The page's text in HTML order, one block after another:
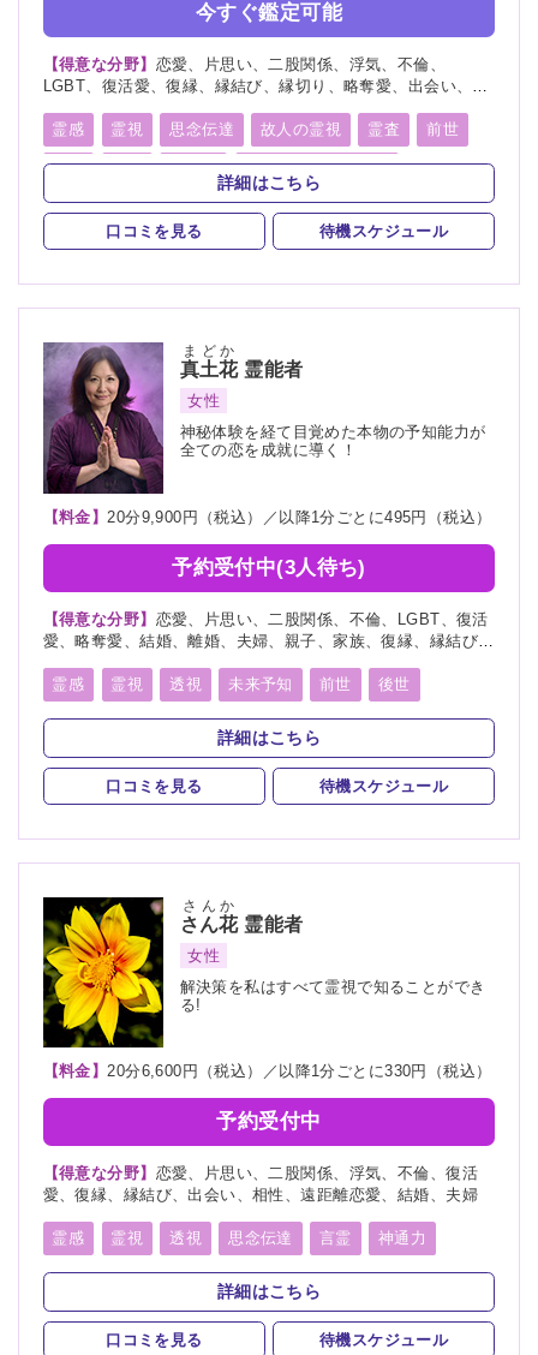
今すぐ鑑定可能
【得意な分野】 恋愛、片思い、二股関係、浮気、不倫、
LGBT、復活愛、復縁、縁結び、縁切り、略奪愛、出会い、相
宝、子供、育児、教育、介護、進路、学業、受験、仕事、就
職、天職、転職、適職、経営、人間関係、人生相談、健康、金
運、引越し、開運、故人、生霊、相手の気持ち、総合運、運
勢、過去、未来、将来、心霊相談、心霊写真、命名、改名、
ペット、霊障、カルマ、パラレルワールド、人探し、物探し
霊感 霊視 思念伝達 故人の霊視 霊査 前世
後世 来世 守護霊 オーラリーディング
スピリチュアルカウンセリング 縁結び 縁切り
除霊 浄霊 浄化 祈願 祈祷 供養 供養
写真供養 水子供養
詳細はこちら
口コミを見る 待機スケジュール
真土花
まどか
霊能者
女性
神秘体験を経て目覚めた本物の予知能力が
全ての恋を成就に導く！
【料金】 20分9,900円（税込）／以降1分ごとに495円（税込）
予約受付中(3人待ち)
【得意な分野】 恋愛、片思い、二股関係、不倫、LGBT、復活
愛、略奪愛、結婚、離婚、夫婦、親子、家族、復縁、縁結び、
適職、進路、未来、育児、健康、仕事、引越し、開運、故人、
教育、過去、浮気、総合運、運勢、命名
霊感 霊視 透視 未来予知 前世 後世
縁結び 縁切り 祈願 祈祷 波動修正
オーラリーディング スピリチュアルカウンセリング
詳細はこちら
口コミを見る 待機スケジュール
さん花
さんか
霊能者
女性
解決策を私はすべて霊視で知ることができ
る!
【料金】 20分6,600円（税込）／以降1分ごとに330円（税込）
予約受付中
【得意な分野】 恋愛、片思い、二股関係、浮気、不倫、復活
愛、復縁、縁結び、出会い、相性、遠距離恋愛、結婚、夫婦
霊感 霊視 透視 思念伝達 言霊 神通力
縁結び 波動修正
詳細はこちら
口コミを見る 待機スケジュール